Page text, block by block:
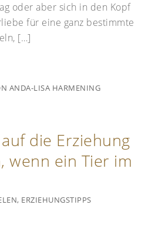
oder aber sich in den Kopf
für eine ganz bestimmte
[…]
ANDA-LISA HARMENING
die Erziehung
wenn ein Tier im
, ERZIEHUNGSTIPPS